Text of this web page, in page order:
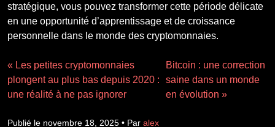
stratégique, vous pouvez transformer cette période délicate
en une opportunité d’apprentissage et de croissance
personnelle dans le monde des cryptomonnaies.
« Les petites cryptomonnaies
plongent au plus bas depuis 2020 :
une réalité à ne pas ignorer
Bitcoin : une correction
saine dans un monde
en évolution »
Publié le novembre 18, 2025 • Par alex